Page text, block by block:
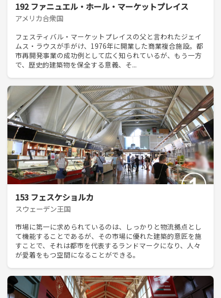
192 ファニュエル・ホール・マーケットプレイス
アメリカ合衆国
フェスティバル・マーケットプレイスの父と言われたジェイ
ムス・ラウスが手がけ、1976年に開業した商業複合施設。都
市再開発事業の成功例として広く知られているが、もう一方
で、歴史的建築物を保全する意義、そ...
153 フェスケショルカ
スウェーデン王国
市場に第一に求められているのは、しっかりと物流拠点とし
て機能することであるが、その市場に優れた建築的意匠を施
すことで、それは都市を代表するランドマークになり、人々
が愛着をもつ空間になることができる。